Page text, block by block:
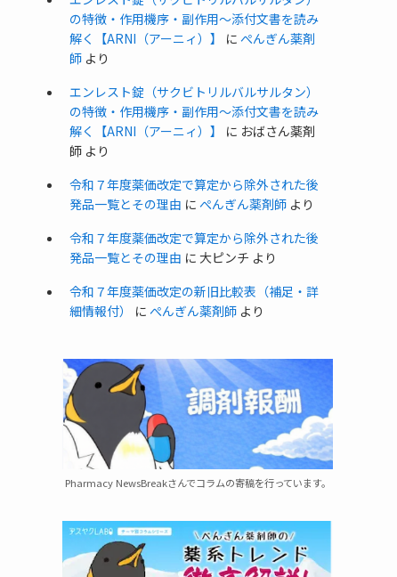
の特徴・作用機序・副作用〜添付文書を読み
解く【ARNI（アーニィ）】
に ぺんぎん薬剤
師 より
エンレスト錠（サクビトリルバルサルタン）
の特徴・作用機序・副作用〜添付文書を読み
解く【ARNI（アーニィ）】
に おばさん薬剤
師 より
令和７年度薬価改定で算定から除外された後
発品一覧とその理由 に ぺんぎん薬剤師 より
令和７年度薬価改定で算定から除外された後
発品一覧とその理由 に 大ピンチ より
令和７年度薬価改定の新旧比較表（補足・詳
細情報付）
に ぺんぎん薬剤師 より
Pharmacy NewsBreakさんでコラムの寄稿を行っています。